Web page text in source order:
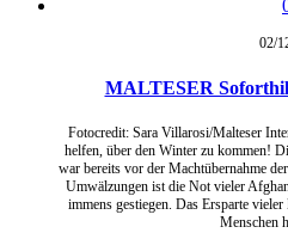
02/
MALTESER
Fotocredit: Sara Villarosi/Malteser
helfen, über den Winter zu kommen!
war bereits vor der Machtübernahme
Umwälzungen ist die Not vieler
immens gestiegen. Das Ersparte
Menschen